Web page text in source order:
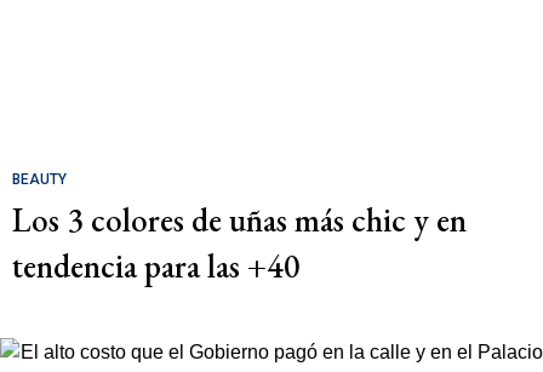
BEAUTY
Los 3 colores de uñas más chic y en
tendencia para las +40